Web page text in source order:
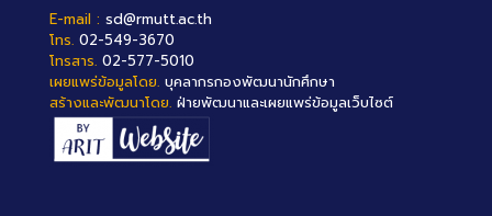
E-mail : sd@rmutt.ac.th
โทร. 02-549-3670
โทรสาร. 02-577-5010
เผยแพร่ข้อมูลโดย. บุคลากรกองพัฒนานักศึกษา
สร้างและพัฒนาโดย. ฝ่ายพัฒนาและเผยแพร่ข้อมูลเว็บไซต์